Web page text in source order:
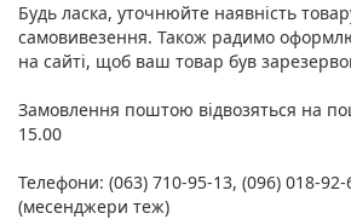
Будь ласка, уточнюйте наявність
самовивезення. Також радимо
на сайті, щоб ваш товар був
Замовлення поштою відвозяться на
15.00
Телефони: (063) 710-95-13, (096) 018-
(месенджери теж)